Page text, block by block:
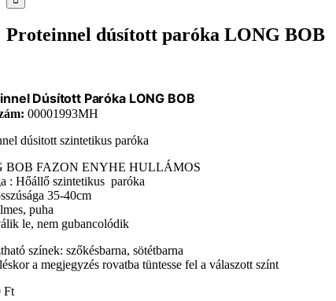
Proteinnel dúsított paróka LONG BOB
Dúsított Paróka LONG BOB
00001993MH
dúsitott szintetikus paróka
BOB FAZON ENYHE HULLÁMOS
: Hőállő szintetikus paróka
35-40cm
puha
le, nem gubancolódik
színek: szőkésbarna, sötétbarna
a megjegyzés rovatba tüntesse fel a válaszott színt
Ft